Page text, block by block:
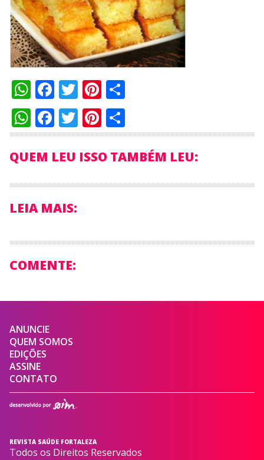
WhatsApp
Facebook
Twitter
Pinterest
Compartilhar
WhatsApp
Facebook
Twitter
Pinterest
Compartilhar
QUEM LEU ISSO TAMBÉM LEU:
LEIA MAIS:
COMENTE:
ANUNCIE
QUEM SOMOS
EDIÇÕES
ASSINE
CONTATO
REVISTA SAÚDE FORTALEZA
Todos os Direitos Reservados